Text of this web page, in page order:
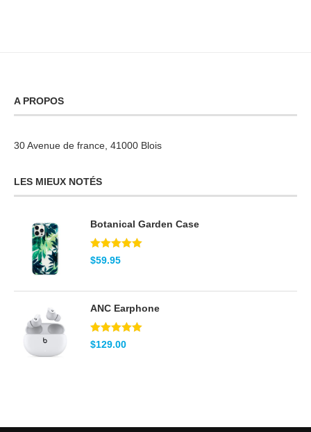
A PROPOS
30 Avenue de france, 41000 Blois
LES MIEUX NOTÉS
Botanical Garden Case
Note5.00
sur 5
$59.95
ANC Earphone
Note5.00
sur 5
$129.00